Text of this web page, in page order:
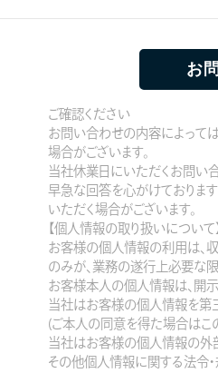
ご確認ください
お問い合わせの内容によって
場合がございます。
当社休業日にいただくお問い
早急な回答を心がけておりま
いただく場合がございます。
【個人情報の取り扱いについて
お客様の個人情報の利用は、
のみが、業務の遂行上必要な
お客様本人の個人情報は、開示
当社はお客様の個人情報を第
(ご本人の同意を得た場合はこ
当社はお客様の個人情報の外
その他個人情報に関する法令